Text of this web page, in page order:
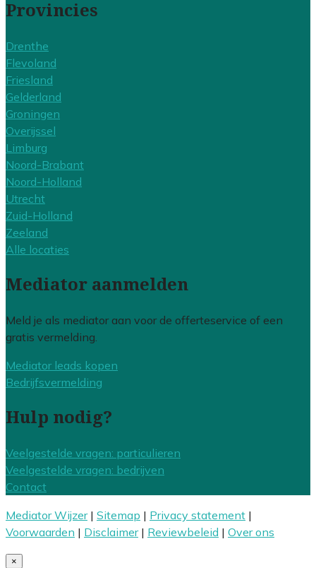
Provincies
Drenthe
Flevoland
Friesland
Gelderland
Groningen
Overijssel
Limburg
Noord-Brabant
Noord-Holland
Utrecht
Zuid-Holland
Zeeland
Alle locaties
Mediator aanmelden
Meld je als mediator aan voor de offerteservice of een
gratis vermelding.
Mediator leads kopen
Bedrijfsvermelding
Hulp nodig?
Veelgestelde vragen: particulieren
Veelgestelde vragen: bedrijven
Contact
Mediator Wijzer| Sitemap | Privacy statement |
Voorwaarden | Disclaimer| Reviewbeleid | Over ons
×